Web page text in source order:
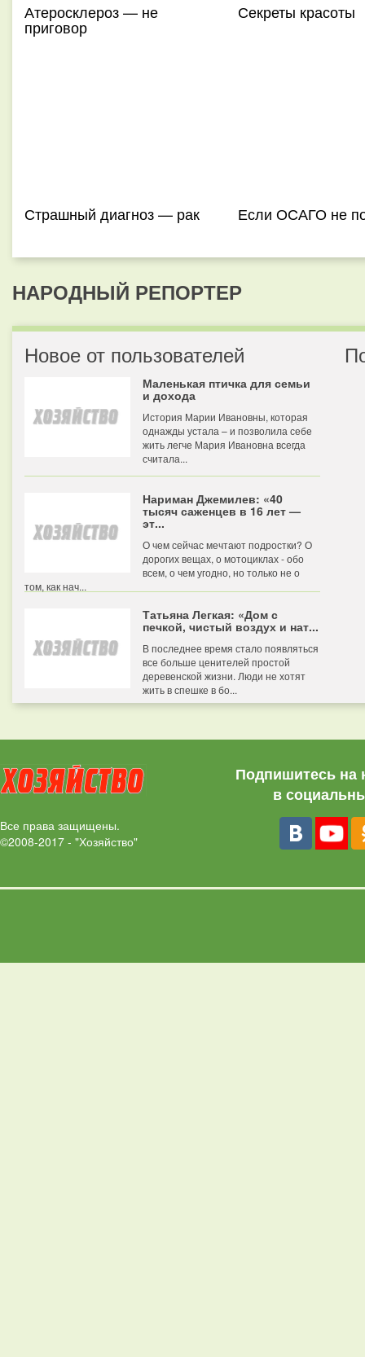
Атеросклероз — не
приговор
Секреты красоты
Страшный диагноз — рак Если ОСАГО не
НАРОДНЫЙ РЕПОРТЕР
Новое от пользователей
Маленькая птичка для семьи
и дохода
История Марии Ивановны, которая
однажды устала – и позволила себе
жить легче Мария Ивановна всегда
считала...
Нариман Джемилев: «40
тысяч саженцев в 16 лет —
эт...
О чем сейчас мечтают подростки? О
дорогих вещах, о мотоциклах - обо
всем, о чем угодно, но только не о
том, как нач...
Татьяна Легкая: «Дом с
печкой, чистый воздух и нат...
В последнее время стало появляться
все больше ценителей простой
деревенской жизни. Люди не хотят
жить в спешке в бо...
Все права защищены.
©2008-2017 - "Хозяйство"
Подпишитесь на
в